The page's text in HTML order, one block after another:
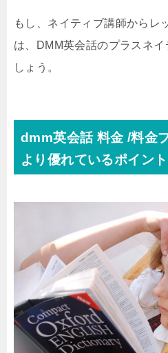
もし、ネイティブ講師からレ
は、DMM英会話のプラスネ
しょう。
dmm英会話 料金 /料金
より優れているポイント